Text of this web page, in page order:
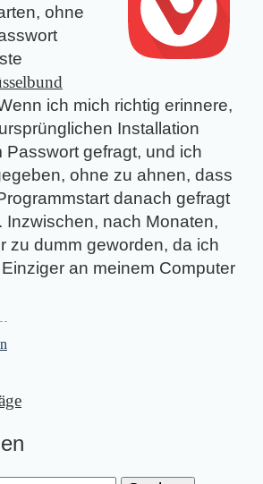
ohne
ich mich richtig erinnere,
Installation
Passwort gefragt, und ich
ohne zu ahnen, dass
danach gefragt
Inzwischen, nach Monaten,
zu dumm geworden, da ich
an meinem Computer